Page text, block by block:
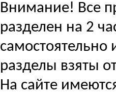
Внимание! Все
разделен на 2
самостоятельно
разделы взяты
На сайте